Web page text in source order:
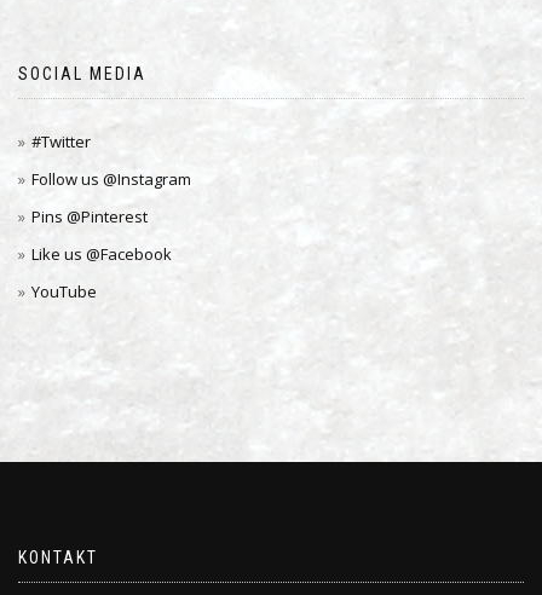
SOCIAL MEDIA
#Twitter
Follow us @Instagram
Pins @Pinterest
Like us @Facebook
YouTube
KONTAKT